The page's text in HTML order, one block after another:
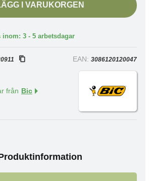
I VARUKORGEN
inom: 3 - 5 arbetsdagar
EAN: 3086120120047
från Bic